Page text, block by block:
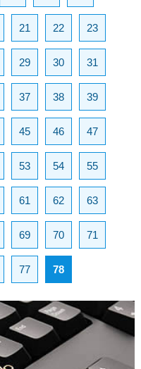
21 22 23
29 30 31
37 38 39
45 46 47
53 54 55
61 62 63
69 70 71
77 78